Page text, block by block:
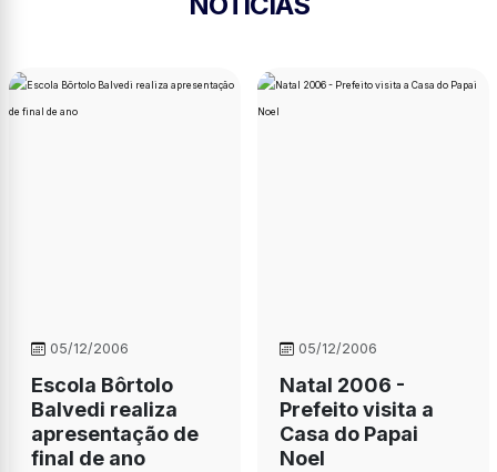
05/12/2006
Escola Bôrtolo
Balvedi realiza
apresentação de
final de ano
05/12/2006
Natal 2006 -
Prefeito visita a
Casa do Papai
Noel